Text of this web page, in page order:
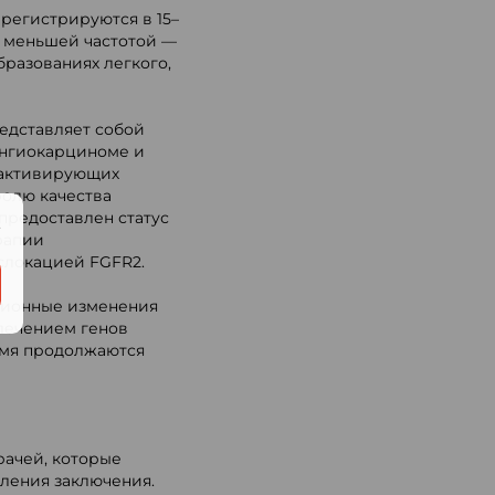
в 15–
меньшей частотой —
легкого,
собой
и
качества
статус
FGFR2.
изменения
генов
продолжаются
которые
заключения.